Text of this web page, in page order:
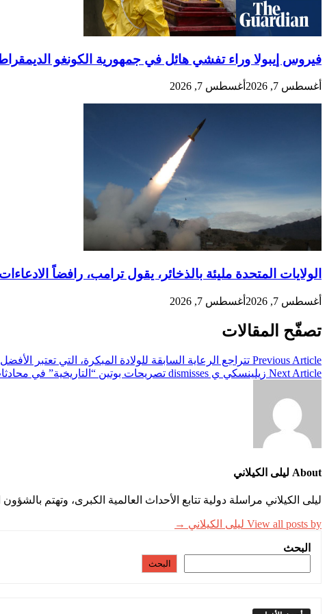
فيروس إيبولا وراء تفشي هائل في جمهورية الكونغو
أغسطس 7, 2026 أغسطس 7, 2026
الولايات المتحدة مليئة بالذخائر، يقول ترامب، رافضاً
أغسطس 7, 2026 أغسطس 7, 2026
تصفّح المقالات
Previous Article تتراجع الرعاية السابقة للولادة المبكرة، التي تعتبر
Next Article زيلينسكي ي dismisses تصريحات بوتين “التاريخية” في محادثات السلام كـ “تكتيك تأخير”، ويحث على التركيز على إنهاء الحرب
About ليلى الكيلاني
ليلى الكيلاني مراسلة دولية تتابع الأحداث العالمية الكبرى، وتهتم بالشؤون
View all posts by ليلى الكيلاني →
البحث
البحث